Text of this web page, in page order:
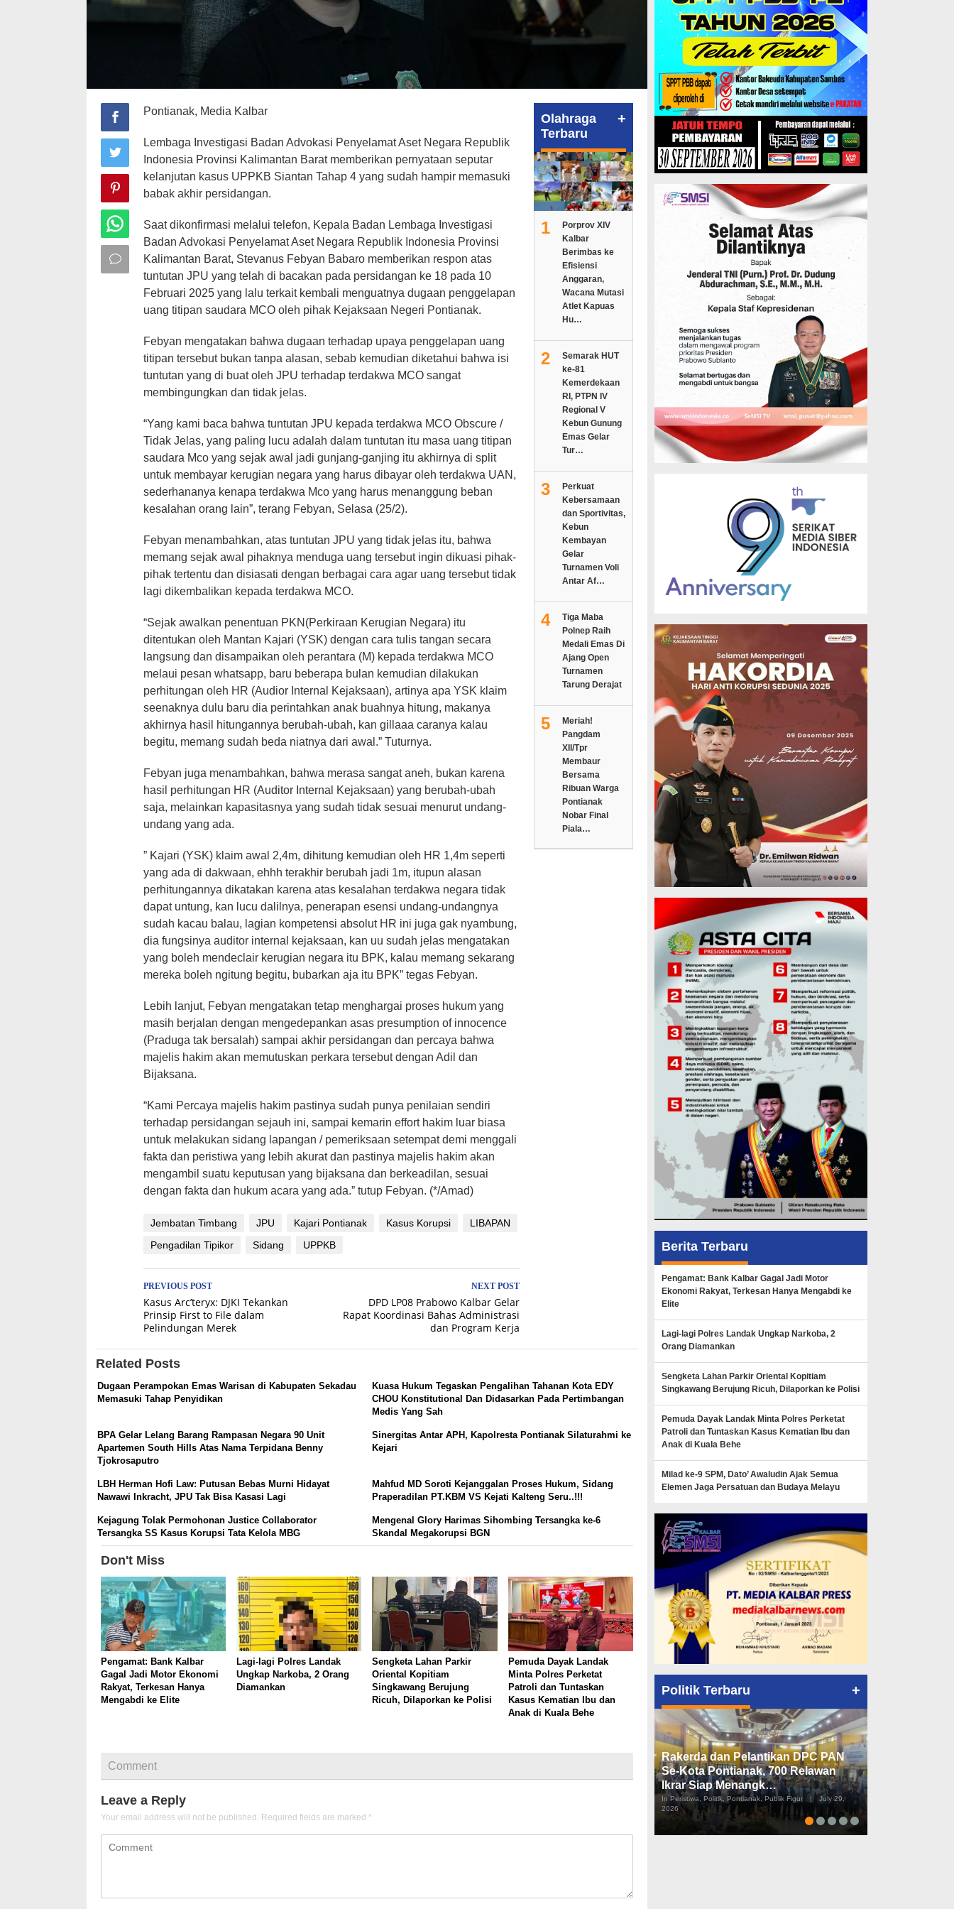
Pontianak, Media Kalbar
Lembaga Investigasi Badan Advokasi Penyelamat Aset Negara Republik
Indonesia Provinsi Kalimantan Barat memberikan pernyataan seputar
kelanjutan kasus UPPKB Siantan Tahap 4 yang sudah hampir memasuki
babak akhir persidangan.
Saat dikonfirmasi melalui telefon, Kepala Badan Lembaga Investigasi
Badan Advokasi Penyelamat Aset Negara Republik Indonesia Provinsi
Kalimantan Barat, Stevanus Febyan Babaro memberikan respon atas
tuntutan JPU yang telah di bacakan pada persidangan ke 18 pada 10
Februari 2025 yang lalu terkait kembali menguatnya dugaan penggelapan
uang titipan saudara MCO oleh pihak Kejaksaan Negeri Pontianak.
Febyan mengatakan bahwa dugaan terhadap upaya penggelapan uang
titipan tersebut bukan tanpa alasan, sebab kemudian diketahui bahwa isi
tuntutan yang di buat oleh JPU terhadap terdakwa MCO sangat
membingungkan dan tidak jelas.
“Yang kami baca bahwa tuntutan JPU kepada terdakwa MCO Obscure /
Tidak Jelas, yang paling lucu adalah dalam tuntutan itu masa uang titipan
saudara Mco yang sejak awal jadi gunjang-ganjing itu akhirnya di split
untuk membayar kerugian negara yang harus dibayar oleh terdakwa UAN,
sederhananya kenapa terdakwa Mco yang harus menanggung beban
kesalahan orang lain”, terang Febyan, Selasa (25/2).
Febyan menambahkan, atas tuntutan JPU yang tidak jelas itu, bahwa
memang sejak awal pihaknya menduga uang tersebut ingin dikuasi pihak-
pihak tertentu dan disiasati dengan berbagai cara agar uang tersebut tidak
lagi dikembalikan kepada terdakwa MCO.
“Sejak awalkan penentuan PKN(Perkiraan Kerugian Negara) itu
ditentukan oleh Mantan Kajari (YSK) dengan cara tulis tangan secara
langsung dan disampaikan oleh perantara (M) kepada terdakwa MCO
melaui pesan whatsapp, baru beberapa bulan kemudian dilakukan
perhitungan oleh HR (Audior Internal Kejaksaan), artinya apa YSK klaim
seenaknya dulu baru dia perintahkan anak buahnya hitung, makanya
akhirnya hasil hitungannya berubah-ubah, kan gillaaa caranya kalau
begitu, memang sudah beda niatnya dari awal.” Tuturnya.
Febyan juga menambahkan, bahwa merasa sangat aneh, bukan karena
hasil perhitungan HR (Auditor Internal Kejaksaan) yang berubah-ubah
saja, melainkan kapasitasnya yang sudah tidak sesuai menurut undang-
undang yang ada.
” Kajari (YSK) klaim awal 2,4m, dihitung kemudian oleh HR 1,4m seperti
yang ada di dakwaan, ehhh terakhir berubah jadi 1m, itupun alasan
perhitungannya dikatakan karena atas kesalahan terdakwa negara tidak
dapat untung, kan lucu dalilnya, penerapan esensi undang-undangnya
sudah kacau balau, lagian kompetensi absolut HR ini juga gak nyambung,
dia fungsinya auditor internal kejaksaan, kan uu sudah jelas mengatakan
yang boleh mendeclair kerugian negara itu BPK, kalau memang sekarang
mereka boleh ngitung begitu, bubarkan aja itu BPK” tegas Febyan.
Lebih lanjut, Febyan mengatakan tetap menghargai proses hukum yang
masih berjalan dengan mengedepankan asas presumption of innocence
(Praduga tak bersalah) sampai akhir persidangan dan percaya bahwa
majelis hakim akan memutuskan perkara tersebut dengan Adil dan
Bijaksana.
“Kami Percaya majelis hakim pastinya sudah punya penilaian sendiri
terhadap persidangan sejauh ini, sampai kemarin effort hakim luar biasa
untuk melakukan sidang lapangan / pemeriksaan setempat demi menggali
fakta dan peristiwa yang lebih akurat dan pastinya majelis hakim akan
mengambil suatu keputusan yang bijaksana dan berkeadilan, sesuai
dengan fakta dan hukum acara yang ada.” tutup Febyan. (*/Amad)
Jembatan Timbang JPU Kajari Pontianak Kasus Korupsi
LIBAPAN
Pengadilan Tipikor
Sidang UPPKB
Post
navigation
PREVIOUS POST
Kasus Arc’teryx: DJKI Tekankan
Prinsip First to File dalam
Pelindungan Merek
NEXT POST
DPD LP08 Prabowo Kalbar Gelar
Rapat Koordinasi Bahas Administrasi
dan Program Kerja
Olahraga
Terbaru
+
1
Porprov XIV
Kalbar
Berimbas ke
Efisiensi
Anggaran,
Wacana Mutasi
Atlet Kapuas
Hu…
2
Semarak HUT
ke-81
Kemerdekaan
RI, PTPN IV
Regional V
Kebun Gunung
Emas Gelar
Tur…
3
Perkuat
Kebersamaan
dan Sportivitas,
Kebun
Kembayan
Gelar
Turnamen Voli
Antar Af…
4
Tiga Maba
Polnep Raih
Medali Emas Di
Ajang Open
Turnamen
Tarung Derajat
5
Meriah!
Pangdam
XII/Tpr
Membaur
Bersama
Ribuan Warga
Pontianak
Nobar Final
Piala…
Related Posts
Dugaan Perampokan Emas Warisan di Kabupaten Sekadau
Memasuki Tahap Penyidikan
Kuasa Hukum Tegaskan Pengalihan ‎Tahanan Kota EDY
CHOU Konstitutional Dan Didasarkan Pada Pertimbangan
Medis Yang Sah
BPA Gelar Lelang Barang Rampasan Negara 90 Unit
Apartemen South Hills Atas Nama Terpidana Benny
Tjokrosaputro
Sinergitas Antar APH, Kapolresta Pontianak Silaturahmi ke
Kejari
LBH Herman Hofi Law: Putusan Bebas Murni Hidayat
Nawawi Inkracht, JPU Tak Bisa Kasasi Lagi
Mahfud MD Soroti Kejanggalan Proses Hukum, Sidang
Praperadilan PT.KBM VS Kejati Kalteng Seru..!!!
Kejagung Tolak Permohonan Justice Collaborator
Tersangka SS Kasus Korupsi Tata Kelola MBG
Mengenal Glory Harimas Sihombing Tersangka ke-6
Skandal Megakorupsi BGN
Don't Miss
Pengamat: Bank Kalbar
Gagal Jadi Motor Ekonomi
Rakyat, Terkesan Hanya
Mengabdi ke Elite
Lagi-lagi Polres Landak
Ungkap Narkoba, 2 Orang
Diamankan
Sengketa Lahan Parkir
Oriental Kopitiam
Singkawang Berujung
Ricuh, Dilaporkan ke Polisi
Pemuda Dayak Landak
Minta Polres Perketat
Patroli dan Tuntaskan
Kasus Kematian Ibu dan
Anak di Kuala Behe
Comment
Leave a Reply
Your email address will not be published. Required fields are marked *
Berita Terbaru
Pengamat: Bank Kalbar Gagal Jadi Motor
Ekonomi Rakyat, Terkesan Hanya Mengabdi ke
Elite
Lagi-lagi Polres Landak Ungkap Narkoba, 2
Orang Diamankan
Sengketa Lahan Parkir Oriental Kopitiam
Singkawang Berujung Ricuh, Dilaporkan ke Polisi
Pemuda Dayak Landak Minta Polres Perketat
Patroli dan Tuntaskan Kasus Kematian Ibu dan
Anak di Kuala Behe
Milad ke-9 SPM, Dato’ Awaludin Ajak Semua
Elemen Jaga Persatuan dan Budaya Melayu
Politik Terbaru +
Rakerda dan Pelantikan DPC PAN
Se-Kota Pontianak, 700 Relawan
Ikrar Siap Menangk…
In Peristiwa, Politik, Pontianak, Publik Figur |
July 29,
2026